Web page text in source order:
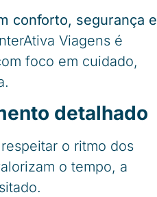
conforto, segurança e
Viagens é
foco em cuidado,
detalhado
o ritmo dos
o tempo, a